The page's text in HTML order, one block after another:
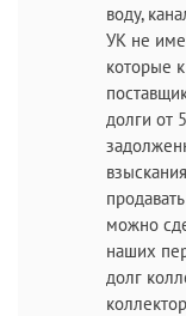
воду,
УК не
которые
долги от
можно
наших
долг